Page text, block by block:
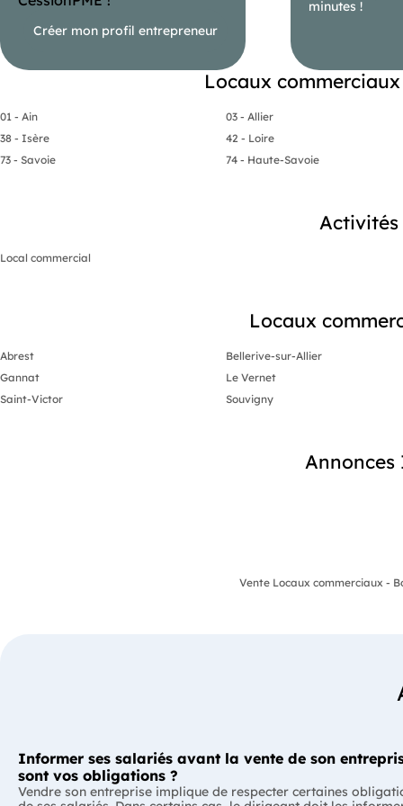
- Agent commercial immatriculé au RSAC de CUSSET sous le
Créer mon profil entrepreneur
minutes !
Locaux
01 - Ain 03 - Allier
38 - Isère
42 - Loire
73 - Savoie
74 - Haute-Savoie
Activités
Local commercial
Locaux
Abrest Bellerive-sur-Allier
Gannat
Le Vernet
Saint-Victor
Souvigny
Annonces
Vente Locaux commerciaux -
Informer ses salariés avant la vente de son
sont vos obligations ?
Vendre son entreprise implique de respecter certaines